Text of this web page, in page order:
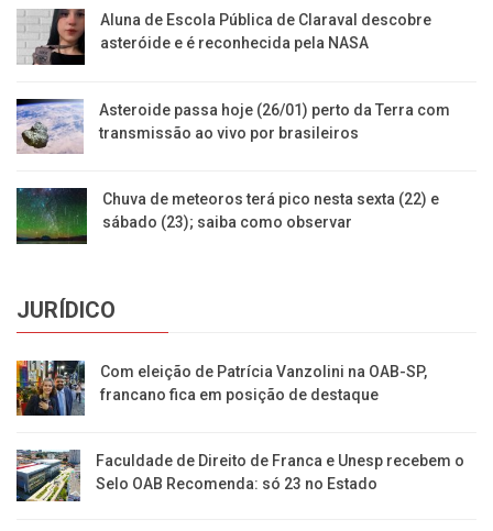
Aluna de Escola Pública de Claraval descobre
asteróide e é reconhecida pela NASA
Asteroide passa hoje (26/01) perto da Terra com
transmissão ao vivo por brasileiros
Chuva de meteoros terá pico nesta sexta (22) e
sábado (23); saiba como observar
JURÍDICO
Com eleição de Patrícia Vanzolini na OAB-SP,
francano fica em posição de destaque
Faculdade de Direito de Franca e Unesp recebem o
Selo OAB Recomenda: só 23 no Estado